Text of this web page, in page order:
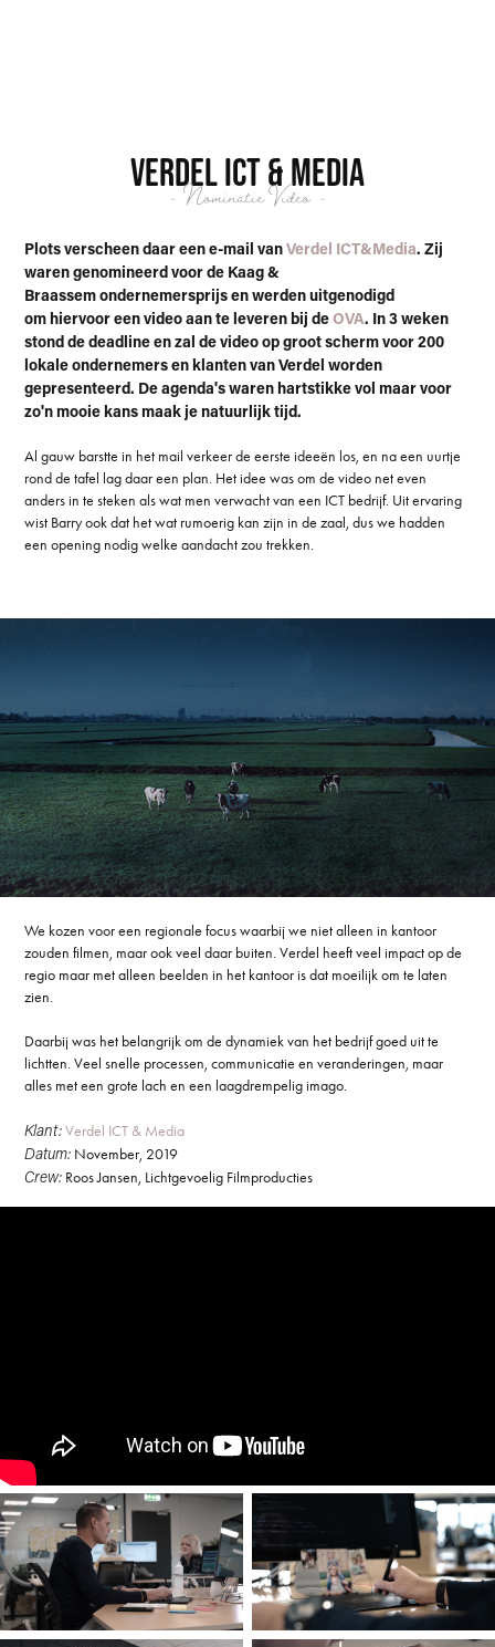
Verdel ICT & Media
- Nominatie Video -
Plots verscheen daar een e-mail vanVerdel ICT&Media. Zij
waren genomineerd voor de Kaag &
Braassem ondernemersprijs en werden uitgenodigd
om hiervoor een video aan te leveren bij deOVA. In 3 weken
stond de deadline en zal de video op groot scherm voor 200
lokale ondernemers en klanten van Verdel worden
gepresenteerd. De agenda's waren hartstikke vol maar voor
zo'n mooie kans maak je natuurlijk tijd.
Al gauw barstte in het mail verkeer de eerste ideeën los, en na een uurtje
rond de tafel lag daar een plan. Het idee was om de video net even
anders in te steken als wat men verwacht van een ICT bedrijf. Uit ervaring
wist Barry ook dat het wat rumoerig kan zijn in de zaal, dus we hadden
een opening nodig welke aandacht zou trekken.
We kozen voor een regionale focus waarbij we niet alleen in kantoor
zouden filmen, maar ook veel daar buiten. Verdel heeft veel impact op de
regio maar met alleen beelden in het kantoor is dat moeilijk om te laten
zien.
Daarbij was het belangrijk om de dynamiek van het bedrijf goed uit te
lichtten. Veel snelle processen, communicatie en veranderingen, maar
alles met een grote lach en een laagdrempelig imago.
Klant:Verdel ICT & Media
Datum: November, 2019
Crew: Roos Jansen, Lichtgevoelig Filmproducties